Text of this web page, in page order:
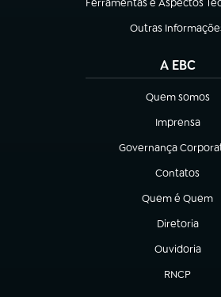
Ferramentas e Aspectos
(abre em nova aba)
Outras
(abre em nova aba)
A EBC
Quem somos
(abre em nova
Imprensa
(abre em nova
Governança
(abre em nova aba)
Contatos
(abre em nova
Quem é Quem
(abre em nova
Diretoria
(abre em
Ouvidoria
(abre em nova
RNCP
(abre em